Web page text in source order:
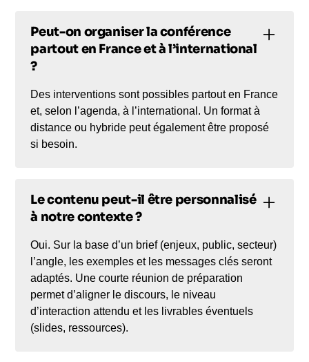
Peut-on organiser la conférence
partout en France et à l’international
?
Des interventions sont possibles partout en France
et, selon l’agenda, à l’international. Un format à
distance ou hybride peut également être proposé
si besoin.
Le contenu peut-il être personnalisé
à notre contexte ?
Oui. Sur la base d’un brief (enjeux, public, secteur)
l’angle, les exemples et les messages clés seront
adaptés. Une courte réunion de préparation
permet d’aligner le discours, le niveau
d’interaction attendu et les livrables éventuels
(slides, ressources).